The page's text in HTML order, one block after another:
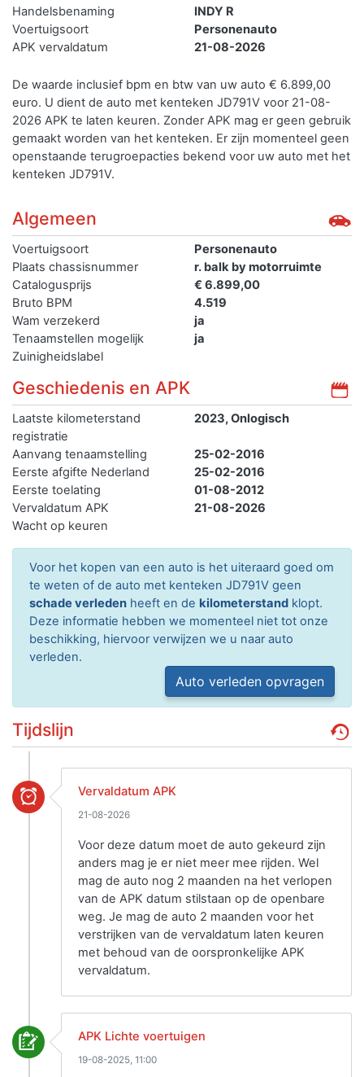
Handelsbenaming
INDY R
Voertuigsoort
Personenauto
APK vervaldatum
21-08-2026
De waarde inclusief bpm en btw van uw auto € 6.899,00
euro. U dient de auto met kenteken JD791V voor 21-08-
2026 APK te laten keuren. Zonder APK mag er geen gebruik
gemaakt worden van het kenteken. Er zijn momenteel geen
openstaande terugroepacties bekend voor uw auto met het
kenteken JD791V.
Algemeen
Voertuigsoort
Personenauto
Plaats chassisnummer
r. balk by motorruimte
Catalogusprijs
€ 6.899,00
Bruto BPM
4.519
Wam verzekerd
ja
Tenaamstellen mogelijk
ja
Zuinigheidslabel
Geschiedenis en APK
Laatste kilometerstand
registratie
2023, Onlogisch
Aanvang tenaamstelling
25-02-2016
Eerste afgifte Nederland
25-02-2016
Eerste toelating
01-08-2012
Vervaldatum APK
21-08-2026
Wacht op keuren
Voor het kopen van een auto is het uiteraard goed om
te weten of de auto met kenteken JD791V geen
schade verleden heeft en de kilometerstand klopt.
Deze informatie hebben we momenteel niet tot onze
beschikking, hiervoor verwijzen we u naar auto
verleden.
Auto verleden opvragen
Tijdslijn
Vervaldatum APK
21-08-2026
Voor deze datum moet de auto gekeurd zijn
anders mag je er niet meer mee rijden. Wel
mag de auto nog 2 maanden na het verlopen
van de APK datum stilstaan op de openbare
weg. Je mag de auto 2 maanden voor het
verstrijken van de vervaldatum laten keuren
met behoud van de oorspronkelijke APK
vervaldatum.
APK Lichte voertuigen
19-08-2025, 11:00